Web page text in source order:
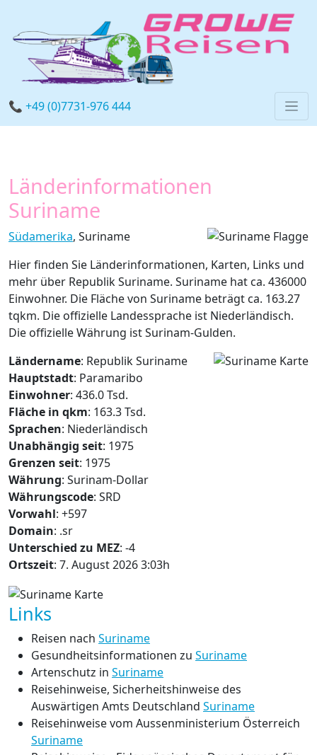
📞 +49 (0)7731-976 444
Länderinformationen
Suriname
Südamerika, Suriname
Hier finden Sie Länderinformationen, Karten, Links und
mehr über Republik Suriname. Suriname hat ca. 436000
Einwohner. Die Fläche von Suriname beträgt ca. 163.27
tqkm. Die offizielle Landessprache ist Niederländisch.
Die offizielle Währung ist Surinam-Gulden.
Ländername: Republik Suriname
Hauptstadt: Paramaribo
Einwohner: 436.0 Tsd.
Fläche in qkm: 163.3 Tsd.
Sprachen: Niederländisch
Unabhängig seit: 1975
Grenzen seit: 1975
Währung: Surinam-Dollar
Währungscode: SRD
Vorwahl: +597
Domain: .sr
Unterschied zu MEZ: -4
Ortszeit: 7. August 2026 3:03h
Links
Reisen nach Suriname
Gesundheitsinformationen zu Suriname
Artenschutz in Suriname
Reisehinweise, Sicherheitshinweise des
Auswärtigen Amts Deutschland Suriname
Reisehinweise vom Aussenministerium Österreich
Suriname